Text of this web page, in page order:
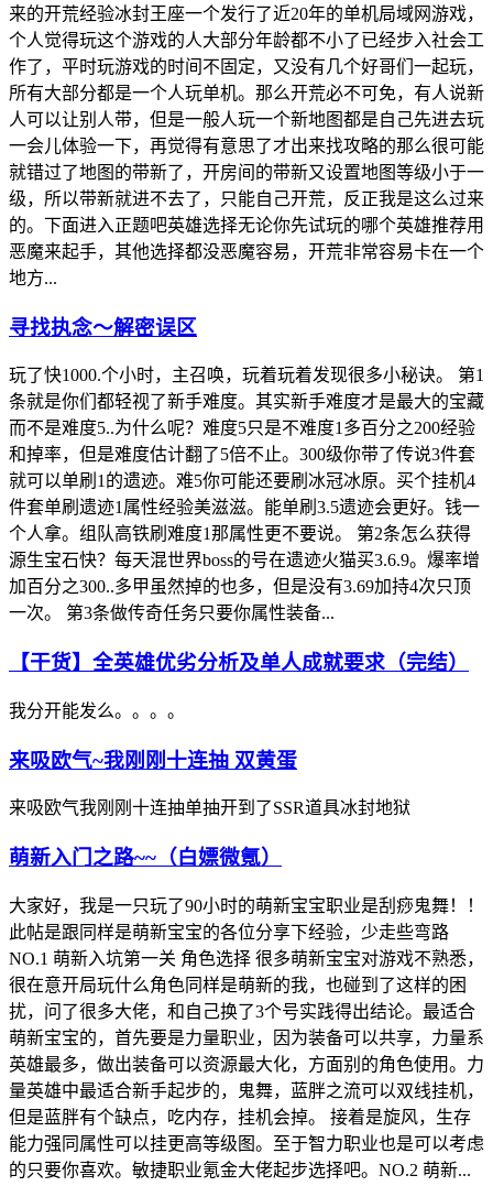
来的开荒经验冰封王座一个发行了近20年的单机局域网游戏，
个人觉得玩这个游戏的人大部分年龄都不小了已经步入社会工
作了，平时玩游戏的时间不固定，又没有几个好哥们一起玩，
所有大部分都是一个人玩单机。那么开荒必不可免，有人说新
人可以让别人带，但是一般人玩一个新地图都是自己先进去玩
一会儿体验一下，再觉得有意思了才出来找攻略的那么很可能
就错过了地图的带新了，开房间的带新又设置地图等级小于一
级，所以带新就进不去了，只能自己开荒，反正我是这么过来
的。下面进入正题吧英雄选择无论你先试玩的哪个英雄推荐用
恶魔来起手，其他选择都没恶魔容易，开荒非常容易卡在一个
地方...
寻找执念～解密误区
玩了快1000.个小时，主召唤，玩着玩着发现很多小秘诀。 第1
条就是你们都轻视了新手难度。其实新手难度才是最大的宝藏
而不是难度5..为什么呢？难度5只是不难度1多百分之200经验
和掉率，但是难度估计翻了5倍不止。300级你带了传说3件套
就可以单刷1的遗迹。难5你可能还要刷冰冠冰原。买个挂机4
件套单刷遗迹1属性经验美滋滋。能单刷3.5遗迹会更好。钱一
个人拿。组队高铁刷难度1那属性更不要说。 第2条怎么获得
源生宝石快？每天混世界boss的号在遗迹火猫买3.6.9。爆率增
加百分之300..多甲虽然掉的也多，但是没有3.69加持4次只顶
一次。 第3条做传奇任务只要你属性装备...
【干货】全英雄优劣分析及单人成就要求（完结）
我分开能发么。。。。
来吸欧气~我刚刚十连抽 双黄蛋
来吸欧气我刚刚十连抽单抽开到了SSR道具冰封地狱
萌新入门之路~~（白嫖微氪）
大家好，我是一只玩了90小时的萌新宝宝职业是刮痧鬼舞！！
此帖是跟同样是萌新宝宝的各位分享下经验，少走些弯路
NO.1 萌新入坑第一关 角色选择 很多萌新宝宝对游戏不熟悉，
很在意开局玩什么角色同样是萌新的我，也碰到了这样的困
扰，问了很多大佬，和自己换了3个号实践得出结论。最适合
萌新宝宝的，首先要是力量职业，因为装备可以共享，力量系
英雄最多，做出装备可以资源最大化，方面别的角色使用。力
量英雄中最适合新手起步的，鬼舞，蓝胖之流可以双线挂机，
但是蓝胖有个缺点，吃内存，挂机会掉。 接着是旋风，生存
能力强同属性可以挂更高等级图。至于智力职业也是可以考虑
的只要你喜欢。敏捷职业氪金大佬起步选择吧。NO.2 萌新...